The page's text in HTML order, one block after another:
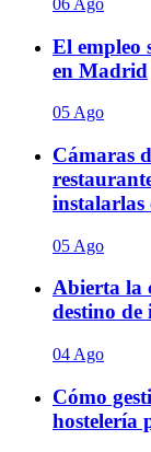
El empleo
en Madrid
05 Ago
Cámaras
instalarlas
05 Ago
Abierta la
destino de
04 Ago
Cómo
hostelería